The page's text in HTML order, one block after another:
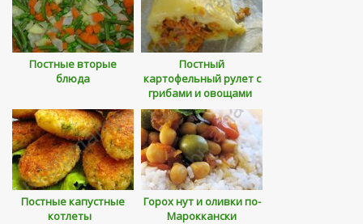
Постные вторые
блюда
Постный
картофельный рулет с
грибами и овощами
Постные капустные
котлеты
Горох нут и оливки по-
Мароккански